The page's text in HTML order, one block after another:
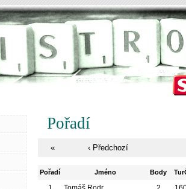
Pořadí
« ‹ Předchozí
Pořadí Jméno Body